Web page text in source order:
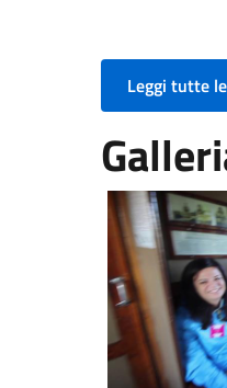
Leggi tutte